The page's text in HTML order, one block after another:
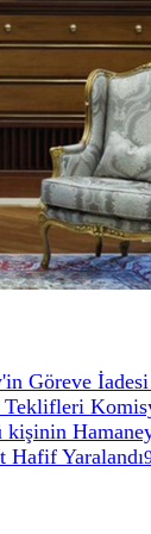
Göreve
Teklifleri
kişinin
Hafif Yaralandı